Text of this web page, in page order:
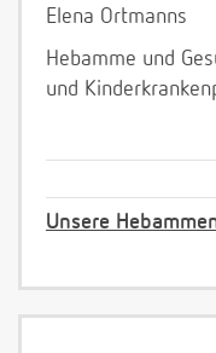
Elena Ortmanns
Hebamme und
und
Unsere